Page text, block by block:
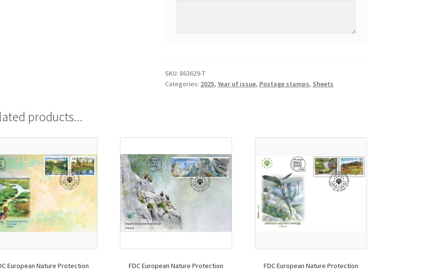
SKU: 863629-Т
Categories: 2025, Year of issue, Postage stamps, Sheets
products...
European Nature Protection FDC European Nature Protection FDC European Nature Protection